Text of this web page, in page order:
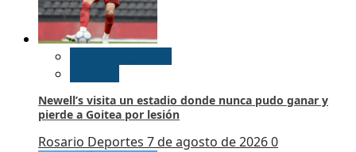
Newell’s visita un estadio donde nunca pudo ganar y
pierde a Goitea por lesión
Rosario Deportes 7 de agosto de 20260